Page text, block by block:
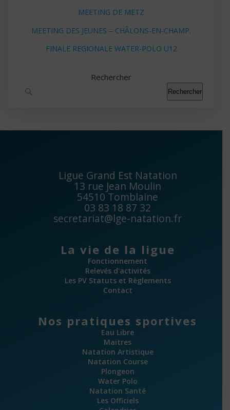
MEETING DE METZ
MEETING DES JEUNES – CHÂLONS-EN-CHAMP.
FINALE REGIONALE WATER-POLO U12
Rechercher
Rechercher
Ligue Grand Est Natation
13 rue Jean Moulin
54510 Tomblaine
03 83 18 87 32
secretariat@lge-natation.fr
La vie de la ligue
Fonctionnement
Relevés d'activités
Les PV Statuts et Règlements
Contact
Nos pratiques sportives
Eau Libre
Maitres
Natation Artistique
Natation Course
Plongeon
Water Polo
Natation Santé
Les Officiels